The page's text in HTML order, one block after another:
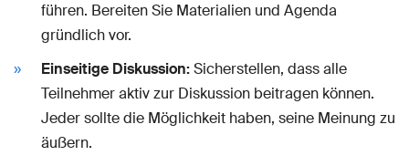
führen. Bereiten Sie Materialien und Agenda
gründlich vor.
Einseitige Diskussion:Sicherstellen, dass alle
Teilnehmer aktiv zur Diskussion beitragen können.
Jeder sollte die Möglichkeit haben, seine Meinung zu
äußern.